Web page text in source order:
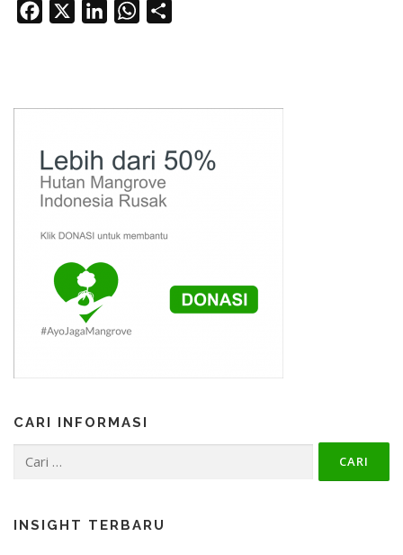
Facebook LinkedInWhatsApp
CARI INFORMASI
untuk:
INSIGHT TERBARU